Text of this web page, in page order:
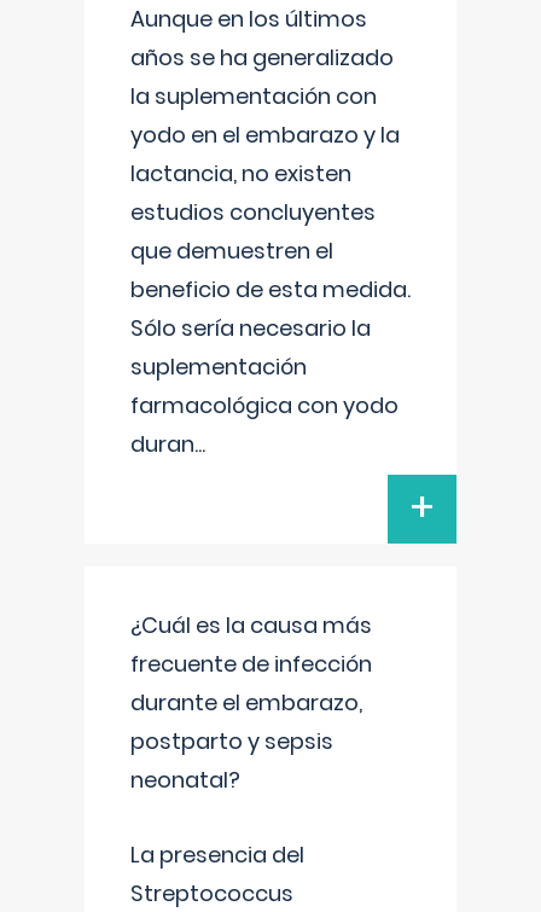
Aunque en los últimos
años se ha generalizado
la suplementación con
yodo en el embarazo y la
lactancia, no existen
estudios concluyentes
que demuestren el
beneficio de esta medida.
Sólo sería necesario la
suplementación
farmacológica con yodo
duran...
+
¿Cuál es la causa más
frecuente de infección
durante el embarazo,
postparto y sepsis
neonatal?
La presencia del
Streptococcus